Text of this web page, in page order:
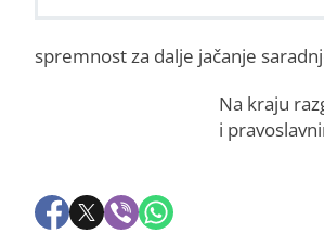
spremnost za dalje jačanje
Na kraju
i